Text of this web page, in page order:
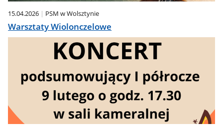
15.04.2026 PSM w Wolsztynie
Warsztaty Wiolonczelowe